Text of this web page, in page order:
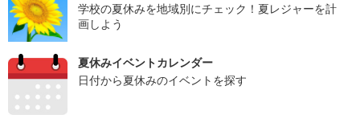
学校の夏休みを地域別にチェック！夏レジャーを計
画しよう
夏休みイベントカレンダー
日付から夏休みのイベントを探す